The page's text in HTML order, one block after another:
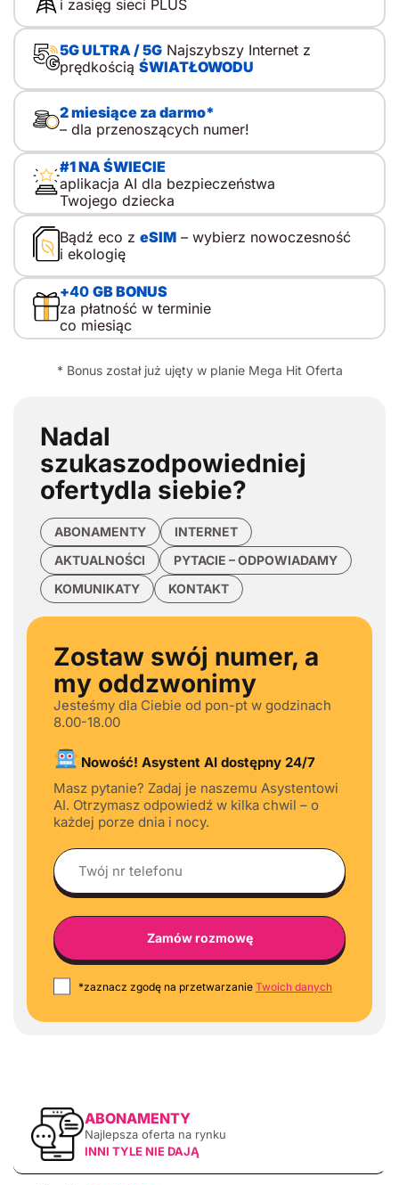
krótkie zostawanie w domu, wycieczki i kolonie. Właśnie
wtedy pierwszy telefon dla dziecka zaczyna pełnić funkcję
praktyczną. To ważne. Kupno telefonu dla dziecka nie
sprowadza się do wyboru modelu. Sedno leży gdzie
indziej. Spór nie dotyczy prostego podziału na kontrolę i
wolność, lecz mądrego przewodnictwa, w którym rodzic
towarzyszy, tłumaczy i stopniowo przekazuje
odpowiedzialność. Dlatego pierwszy telefon komórkowy
dla dziecka nie musi oznaczać od razu […]
i zasięg sieci PLUS
5G ULTRA / 5GNajszybszy Internet z
prędkością ŚWIATŁOWODU
2 miesiące za darmo*
– dla przenoszących numer!
#1 NA ŚWIECIE
aplikacja AI dla bezpieczeństwa
Twojego dziecka
Bądź eco z eSIM– wybierz nowoczesność
i ekologię
+40 GB BONUS
za płatność w terminie
co miesiąc
* Bonus został już ujęty w planie Mega Hit Oferta
Nadal
szukaszodpowiedniej
ofertydla siebie?
ABONAMENTY
INTERNET
AKTUALNOŚCI
PYTACIE – ODPOWIADAMY
KOMUNIKATY
KONTAKT
Zostaw swój numer, a
my oddzwonimy
Jesteśmy dla Ciebie od pon-pt w godzinach
8.00-18.00
Nowość! Asystent AI dostępny 24/7
Masz pytanie? Zadaj je naszemu Asystentowi
AI. Otrzymasz odpowiedź w kilka chwil – o
każdej porze dnia i nocy.
*zaznacz zgodę na przetwarzanie Twoich danych
ABONAMENTY
Najlepsza oferta na rynku
INNI TYLE NIE DAJĄ